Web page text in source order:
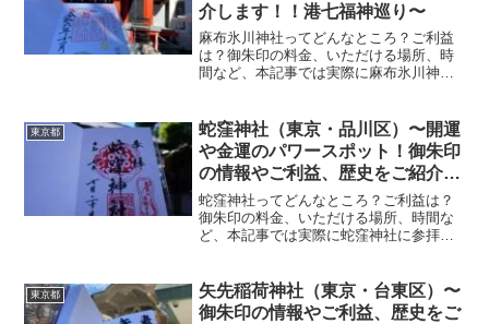
介します！！港七福神巡り〜
麻布氷川神社ってどんなところ？ご利益
は？御朱印の料金、いただける場所、時
間など、本記事では実際に麻布氷川神社
社とは？東京都港区に佇む麻布氷川神社
は938年に源経基(み...
東京都
蛇窪神社（東京・品川区）〜開運
や金運のパワースポット！御朱印
の情報やご利益、歴史をご紹介し
ます！〜
蛇窪神社ってどんなところ？ご利益は？
御朱印の料金、いただける場所、時間な
ど、本記事では実際に蛇窪神社に参拝し
神社は鎌倉時代に創建されたと伝わる、
白蛇信仰で知られる神社...
東京都
矢先稲荷神社（東京・台東区）〜
御朱印の情報やご利益、歴史をご